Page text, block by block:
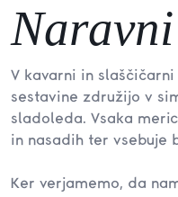
V kavarni in slaščičarni
sestavine združijo v
sladoleda. Vsaka
in nasadih ter vsebuje
Ker verjamemo, da